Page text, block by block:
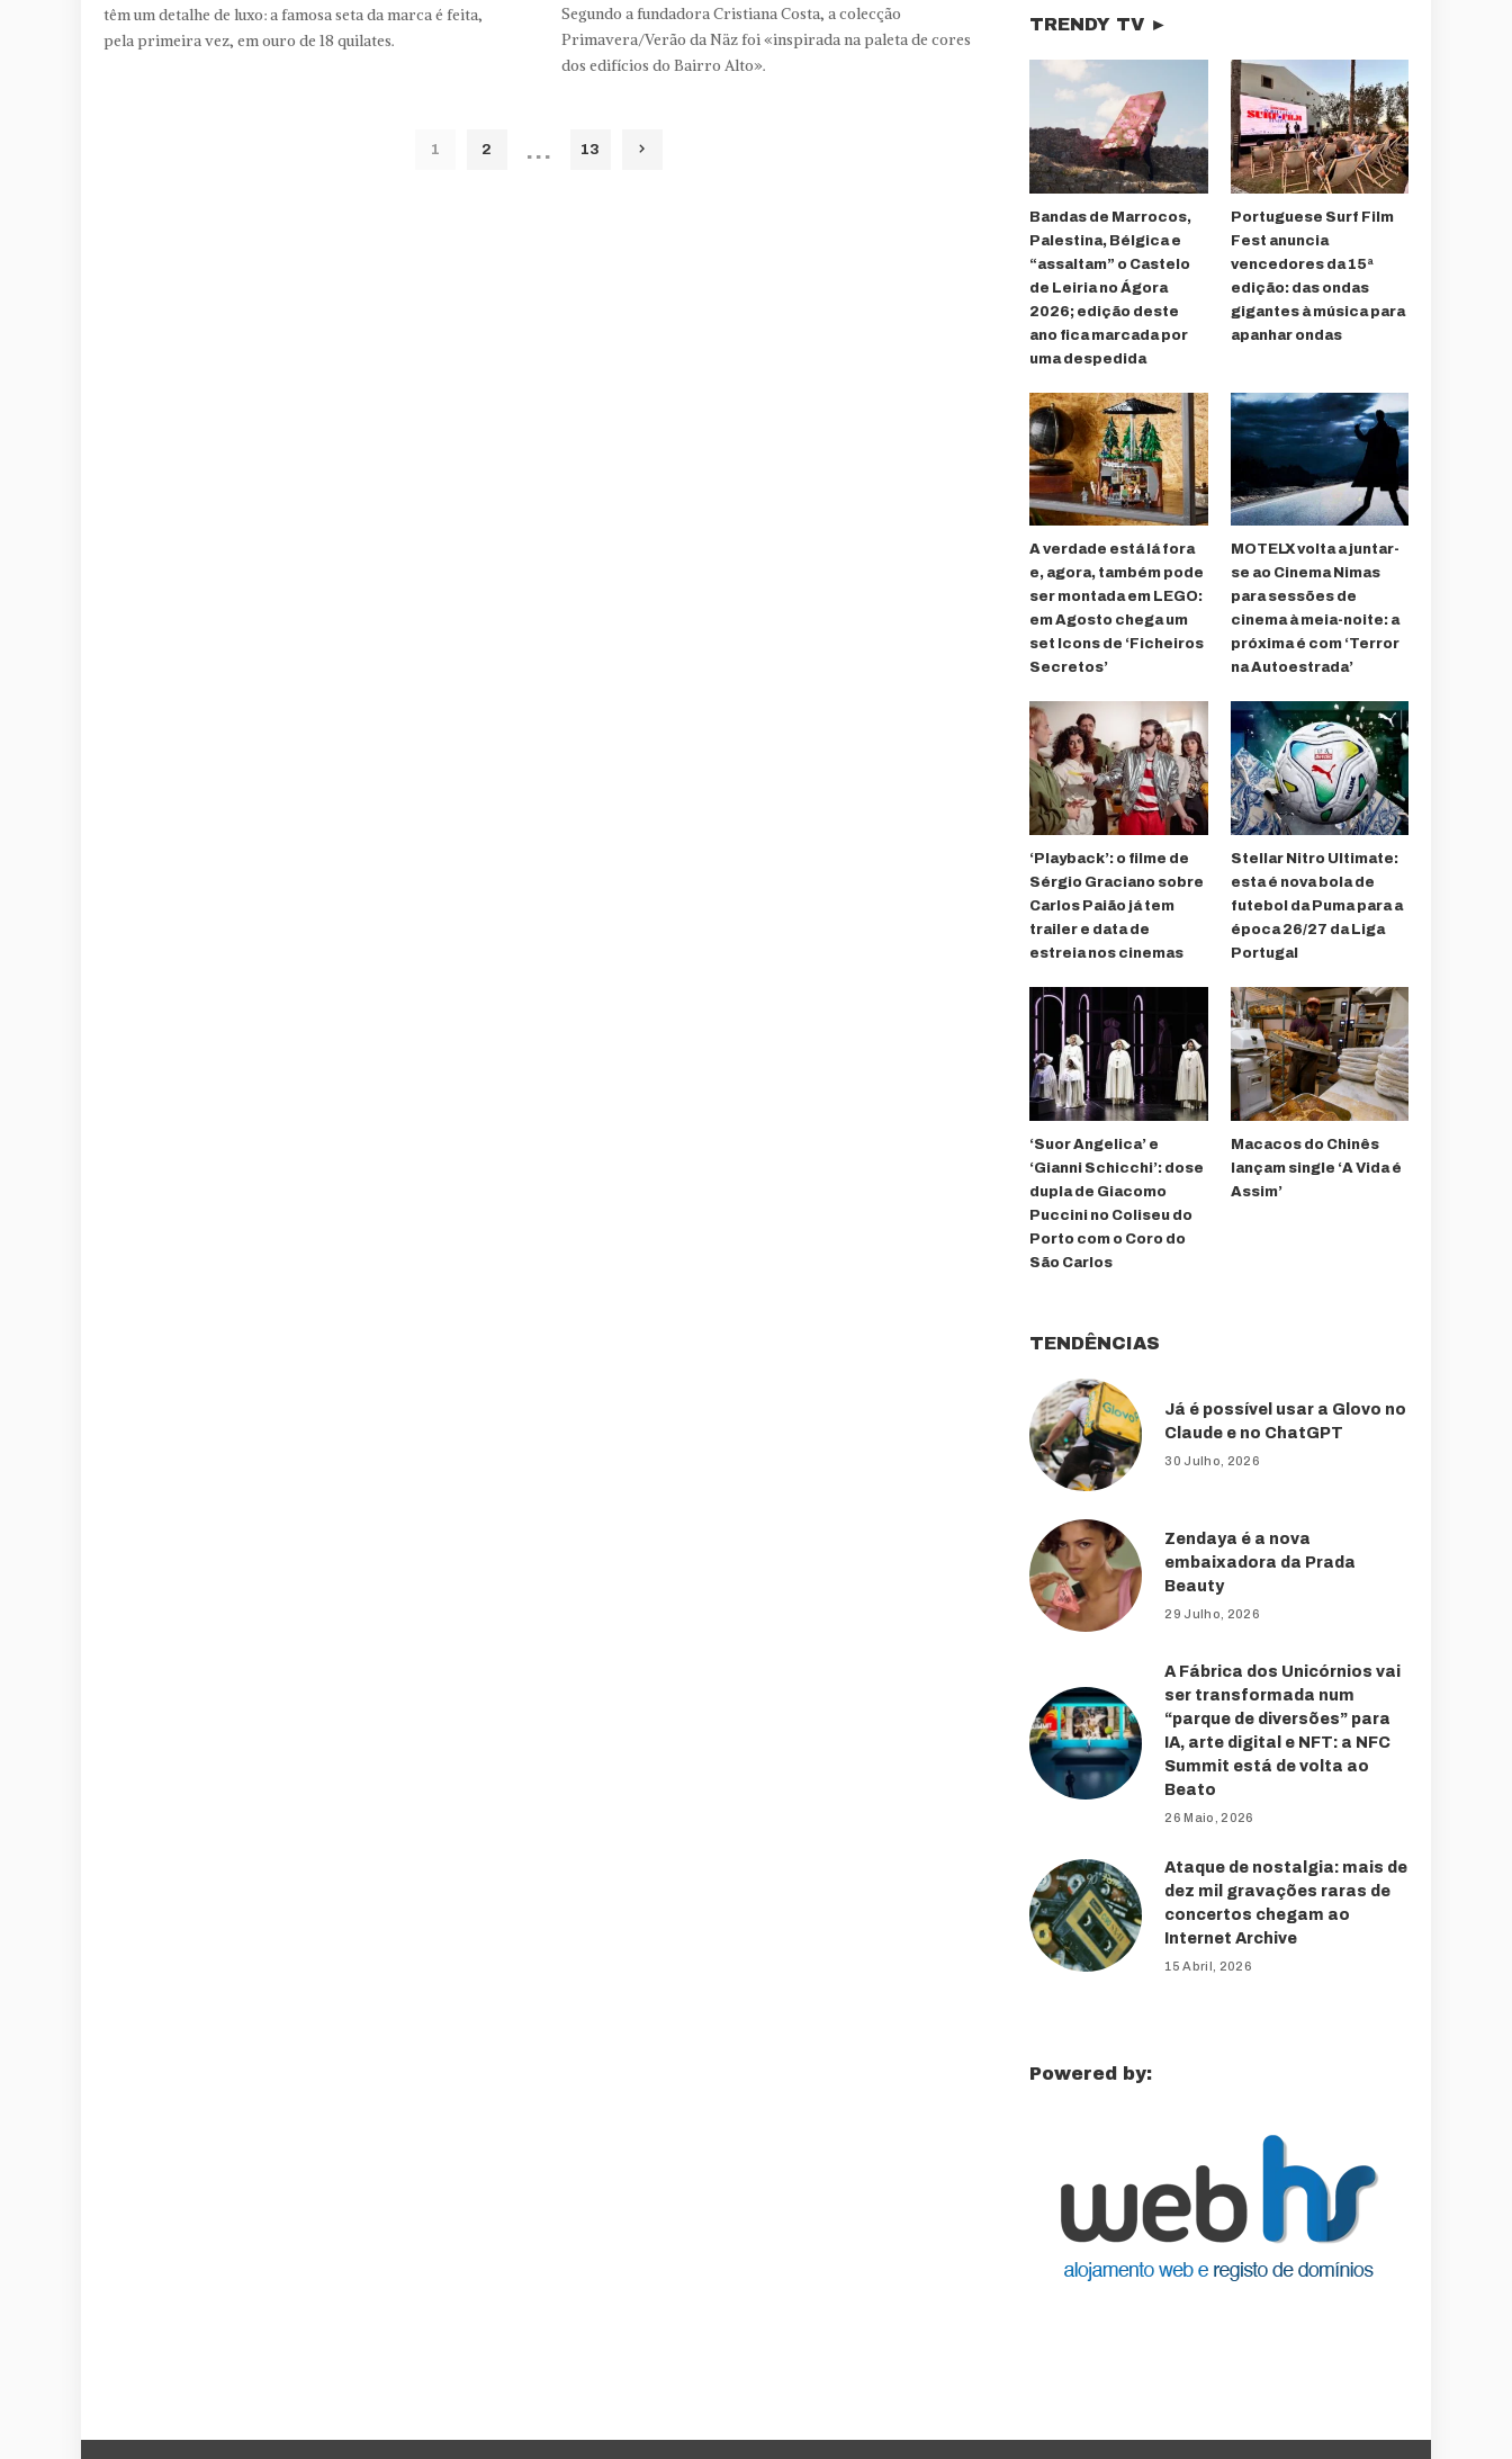
têm um detalhe de luxo: a famosa seta da marca é feita,
pela primeira vez, em ouro de 18 quilates.
Segundo a fundadora Cristiana Costa, a colecção
Primavera/Verão da Näz foi «inspirada na paleta de cores
dos edifícios do Bairro Alto».
1 2 … 13
TRENDY TV ►
Bandas de Marrocos,
Palestina, Bélgica e
“assaltam” o Castelo
de Leiria no Ágora
2026; edição deste
ano fica marcada por
uma despedida
Portuguese Surf Film
Fest anuncia
vencedores da 15ª
edição: das ondas
gigantes à música para
apanhar ondas
A verdade está lá fora
e, agora, também pode
ser montada em LEGO:
em Agosto chega um
set Icons de ‘Ficheiros
Secretos’
MOTELX volta a juntar-
se ao Cinema Nimas
para sessões de
cinema à meia-noite: a
próxima é com ‘Terror
na Autoestrada’
‘Playback’: o filme de
Sérgio Graciano sobre
Carlos Paião já tem
trailer e data de
estreia nos cinemas
Stellar Nitro Ultimate:
esta é nova bola de
futebol da Puma para a
época 26/27 da Liga
Portugal
‘Suor Angelica’ e
‘Gianni Schicchi’: dose
dupla de Giacomo
Puccini no Coliseu do
Porto com o Coro do
São Carlos
Macacos do Chinês
lançam single ‘A Vida é
Assim’
TENDÊNCIAS
Já é possível usar a Glovo no
Claude e no ChatGPT
30 Julho, 2026
Zendaya é a nova
embaixadora da Prada
Beauty
29 Julho, 2026
A Fábrica dos Unicórnios vai
ser transformada num
“parque de diversões” para
IA, arte digital e NFT: a NFC
Summit está de volta ao
Beato
26 Maio, 2026
Ataque de nostalgia: mais de
dez mil gravações raras de
concertos chegam ao
Internet Archive
15 Abril, 2026
Powered by: